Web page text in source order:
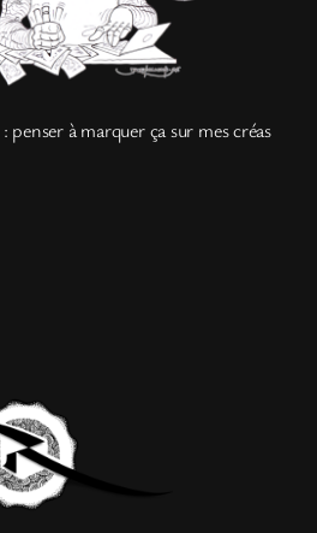
: penser à marquer ça sur mes créas